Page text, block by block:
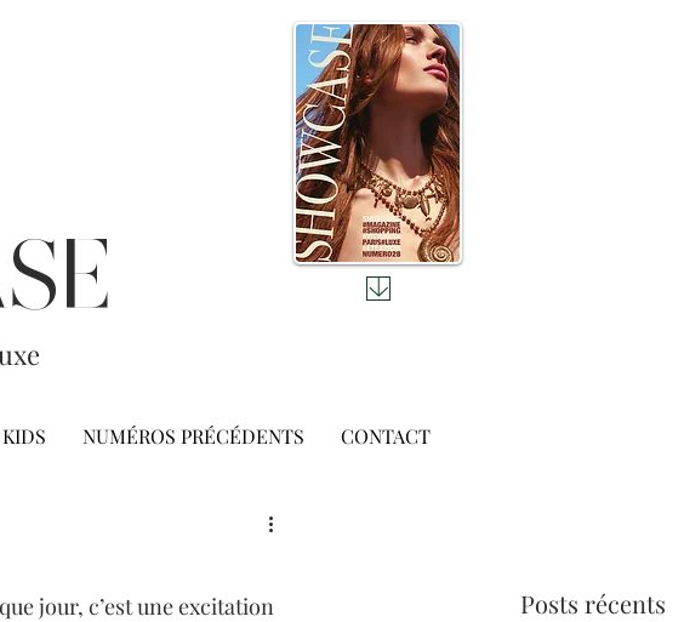
KIDS NUMÉROS PRÉCÉDENTS CONTACT
jour, c’est une excitation
Posts récents